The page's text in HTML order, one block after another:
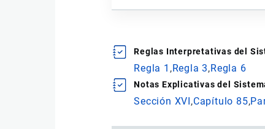
Reglas Interpretativas del
Regla 1 Regla 3 Regla 6
Notas Explicativas del
Sección XVI Capítulo 85